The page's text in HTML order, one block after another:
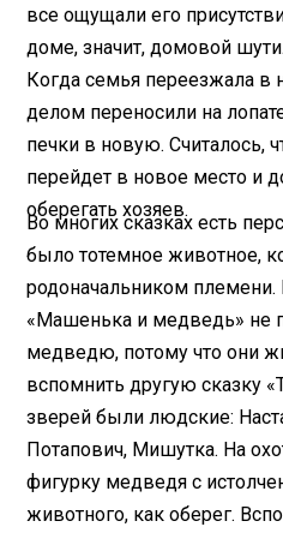
все ощущали его
доме, значит, домовой
Когда семья переезжала
делом переносили на
печки в новую. Считалось,
перейдет в новое место и
оберегать хозяев.
Во многих сказках есть
было тотемное животное,
родоначальником
«Машенька и медведь» не
медведю, потому что они
вспомнить другую сказку
зверей были людские:
Потапович, Мишутка. На
фигурку медведя с
животного, как оберег.